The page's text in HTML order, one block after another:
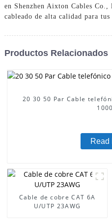
en Shenzhen Aixton Cables
cableado de alta calidad para tus
Productos Relacionados
20 30 50 Par Cable
Read
Cable de cobre CAT 6A
U/UTP 23AWG